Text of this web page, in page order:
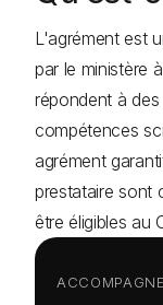
L'agrément est
par le ministère
répondent à
compétences
agrément
prestataire sont
être éligibles au